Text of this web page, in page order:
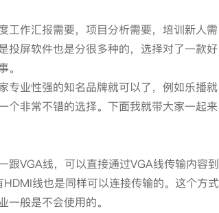
工作汇报需要，项目分析需要，培训新人需
投屏软件也是分很多种的，选择对了一款好
专业性强的知名品牌就可以了，例如乐播就
个非常不错的选择。下面我就带大家一起来
跟VGA线，可以直接通过VGA线传输内容到
线也是同样可以连接传输的。这个方式
般是不会使用的。